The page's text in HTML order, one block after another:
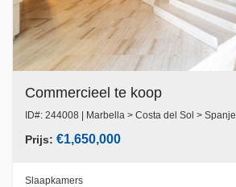
Commercieel te koop
ID#: 244008 | Marbella > Costa del Sol > Spanje
Prijs: €1,650,000
Slaapkamers